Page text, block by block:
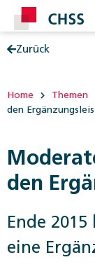
Zurück
Home Themen
den
den
Ende 2015
eine